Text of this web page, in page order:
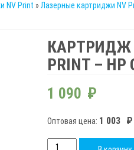
NV Print »Лазерные картриджи NV
КАРТРИДЖ
PRINT – HP
1 090 ₽
Оптовая цена: 1 003 ₽
Количество